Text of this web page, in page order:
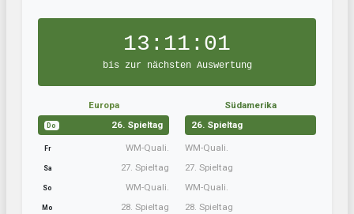
13:11:01
bis zur nächsten Auswertung
Europa
Do 26. Spieltag
Fr WM-Quali.
Sa 27. Spieltag
So WM-Quali.
Mo 28. Spieltag
Südamerika
26. Spieltag
WM-Quali.
27. Spieltag
WM-Quali.
28. Spieltag